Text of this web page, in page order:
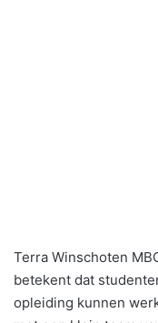
Terra Winschoten
betekent dat
opleiding kunnen